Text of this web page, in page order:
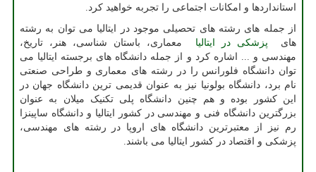
استانداردها و امکانات اجتماعی را تجربه خواهید کرد.
از جمله های رشته های تحصیلی موجود در ایتالیا می توان به رشته
های پزشکی در ایتالیا
معماری، باستان شناسی، هنر، تاریخ،
مهندسی و ... اشاره کرد و از جمله دانشگاه های برجسته ایتالیا می
توان دانشگاه فلورانس را در رشته های معماری و طراحی صنعتی
نام برد، دانشگاه بولونیا نیز به عنوان قدیمی ترین دانشگاه جهان در
این کشور بوده و هم چنین دانشگاه پلی تکنیک میلان به عنوان
بزرگترین دانشگاه فنی و مهندسی در کشور ایتالیا و دانشگاه ساپینزا
رم نیز از معتبرترین دانشگاه های اروپا در رشته های مهندسی،
پزشکی و اقتصاد در کشور ایتالیا می باشند.